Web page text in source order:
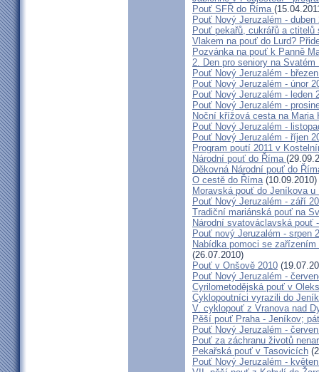
Pouť SFŘ do Říma
Pouť Nový Jeruzalém - duben
Pouť pekařů, cukrářů a ctitelů
Vlakem na pouť do Lurd?
Pozvánka na pouť k Panně
2. Den pro seniory na
Pouť Nový Jeruzalém -
Pouť Nový Jeruzalém - únor
Pouť Nový Jeruzalém - leden
Pouť Nový Jeruzalém -
Noční křížová cesta na Maria
Pouť Nový Jeruzalém -
Pouť Nový Jeruzalém - říjen
Program poutí 2011 v
Národní pouť do Říma
Děkovná Národní pouť do
O cestě do Říma(10.09.2010)
Moravská pouť do Jeníkova u
Pouť Nový Jeruzalém - září
Tradiční mariánská pouť na
Národní svatováclavská pouť
Pouť nový Jeruzalém - srpen
Nabídka pomoci se
(26.07.2010)
Pouť v Onšově 2010
Pouť Nový Jeruzalém -
Cyrilometodějská pouť v
Cyklopoutníci vyrazili do
V. cyklopouť z Vranova nad
Pěší pouť Praha - Jeníkov;
Pouť Nový Jeruzalém -
Pouť za záchranu životů
Pekařská pouť v Tasovicích
Pouť Nový Jeruzalém -